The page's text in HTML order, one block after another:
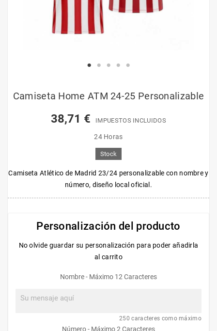
Camiseta Home ATM 24-25 Personalizable
38,71 € IMPUESTOS INCLUIDOS
24 Horas
Stock
Camiseta Atlético de Madrid 23/24 personalizable con nombre y
número, diseño local oficial.
Personalización del producto
No olvide guardar su personalización para poder añadirla
al carrito
Nombre - Máximo 12 Caracteres
250 caracteres como máximo
Número - Máximo 2 Caracteres